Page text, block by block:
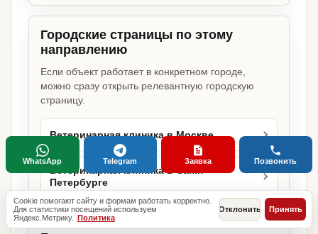
Городские страницы по этому
направлению
Если объект работает в конкретном городе,
можно сразу открыть релевантную городскую
страницу.
Ветеринарная клиника в Москве
Ветеринарная клиника в Санкт-
Петербурге
Cookie помогают сайту и формам работать корректно.
Для статистики посещений используем
Яндекс.Метрику. Политика
Отклонить Принять
WhatsApp Telegram Заявка Позвонить